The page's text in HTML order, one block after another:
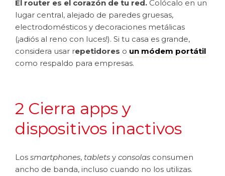
El router es el corazón de tu red. Colócalo en un
lugar central, alejado de paredes gruesas,
electrodomésticos y decoraciones metálicas
(¡adiós al reno con luces!). Si tu casa es grande,
considera usar repetidores o un módem portátil
como respaldo para empresas.
2 Cierra apps y
dispositivos inactivos
Los smartphones, tablets y consolas consumen
ancho de banda, incluso cuando no los utilizas.